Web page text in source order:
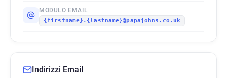
MODULO EMAIL
{firstname}.{lastname}@papajohns.co.uk
Indirizzi Email